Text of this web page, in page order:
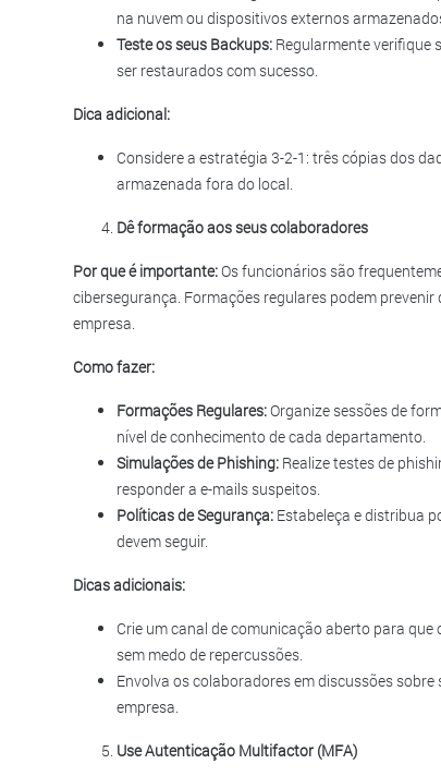
na nuvem ou dispositivos externos
Teste os seus Backups: Regularmente verifique
ser restaurados com sucesso.
Dica adicional:
Considere a estratégia 3-2-1: três cópias dos
armazenada fora do local.
Dê formação aos seus colaboradores
Por que é importante:Os funcionários são
cibersegurança. Formações regulares podem
empresa.
Como fazer:
Formações Regulares:Organize sessões de
nível de conhecimento de cada departamento.
Simulações de Phishing: Realize testes de
responder a e-mails suspeitos.
Políticas de Segurança: Estabeleça e distribua
devem seguir.
Dicas adicionais:
Crie um canal de comunicação aberto para
sem medo de repercussões.
Envolva os colaboradores em discussões
empresa.
Use Autenticação Multifactor (MFA)